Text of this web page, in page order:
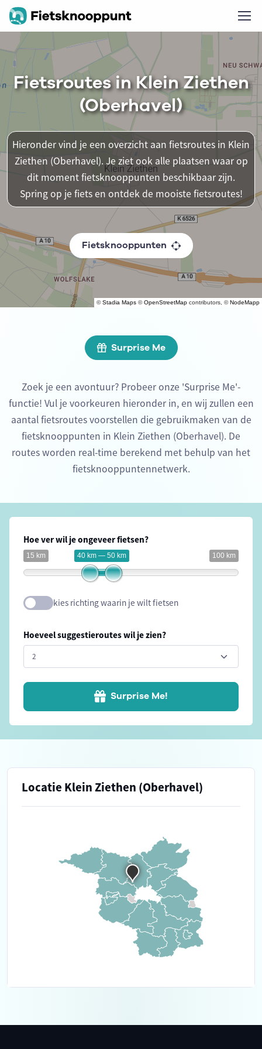
©Stadia Maps ©OpenStreetMap contributors, ©NodeMapp
Fietsroutes in Klein Ziethen
(Oberhavel)
Hieronder vind je een overzicht aan fietsroutes in Klein
Ziethen (Oberhavel). Je ziet ook alle plaatsen waar op
dit moment fietsknooppunten beschikbaar zijn.
Spring op je fiets en ontdek de mooiste fietsroutes!
Fietsknooppunten
Surprise Me
Zoek je een avontuur? Probeer onze 'Surprise Me'-
functie! Vul je voorkeuren hieronder in, en wij zullen een
aantal fietsroutes voorstellen die gebruikmaken van de
fietsknooppunten in Klein Ziethen (Oberhavel). De
routes worden real-time berekend met behulp van het
fietsknooppuntennetwerk.
Hoe ver wil je ongeveer fietsen?
15 km 100 km
40 km — 50 km
kies richting waarin je wilt fietsen
Hoeveel suggestieroutes wil je zien?
Surprise Me!
Locatie Klein Ziethen (Oberhavel)